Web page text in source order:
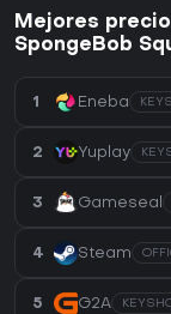
Mejores
SpongeBob
1 Eneba
2 Yuplay
3 Gameseal
4 Steam
5 G2A